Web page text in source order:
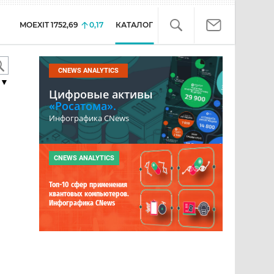
MOEXIT 1752,69 0,17 КАТАЛОГ
▼
CNEWS ANALYTICS
Цифровые активы
«Росатома».
Инфографика CNews
CNEWS ANALYTICS
Топ-10 сфер применения
квантовых компьютеров.
Инфографика CNews